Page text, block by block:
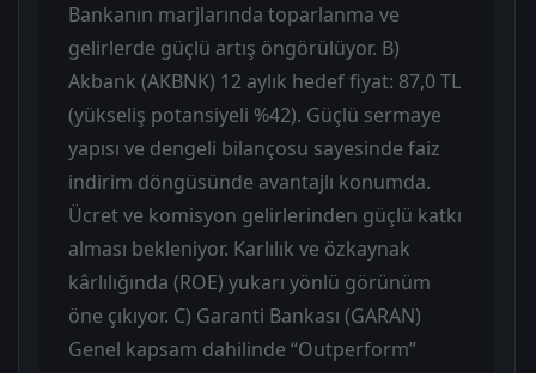
Bankanın marjlarında toparlanma ve
gelirlerde güçlü artış öngörülüyor. B)
Akbank (AKBNK) 12 aylık hedef fiyat: 87,0 TL
(yükseliş potansiyeli %42). Güçlü sermaye
yapısı ve dengeli bilançosu sayesinde faiz
indirim döngüsünde avantajlı konumda.
Ücret ve komisyon gelirlerinden güçlü katkı
alması bekleniyor. Karlılık ve özkaynak
kârlılığında (ROE) yukarı yönlü görünüm
öne çıkıyor. C) Garanti Bankası (GARAN)
Genel kapsam dahilinde “Outperform”